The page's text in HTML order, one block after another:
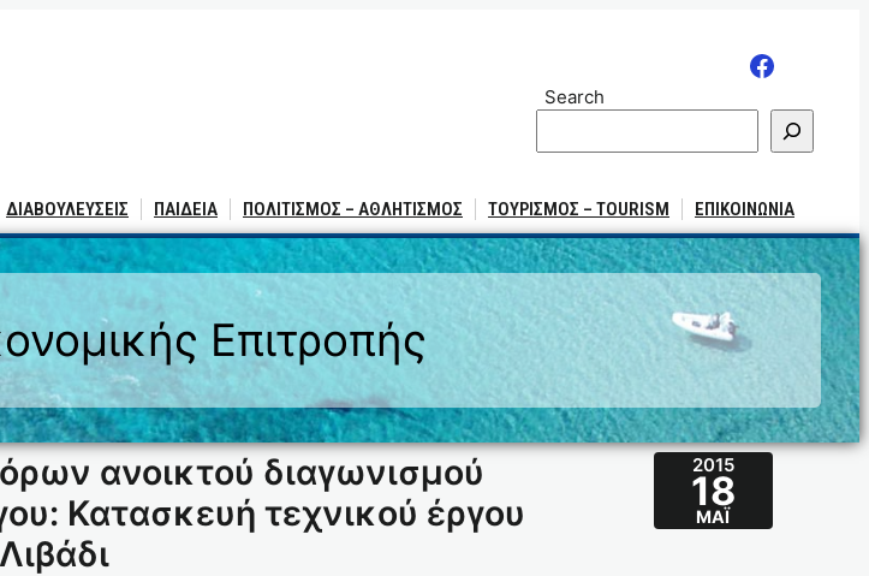
Search
ΔΙΑΒΟΥΛΕΥΣΕΙΣ ΠΑΙΔΕΙΑ ΠΟΛΙΤΙΣΜΟΣ – ΑΘΛΗΤΙΣΜΟΣ ΤΟΥΡΙΣΜΟΣ – TOURISM ΕΠΙΚΟΙΝΩΝΙΑ
Επιτροπής
ανοικτού διαγωνισμού
Κατασκευή τεχνικού έργου
2015
18
ΜΆΙ